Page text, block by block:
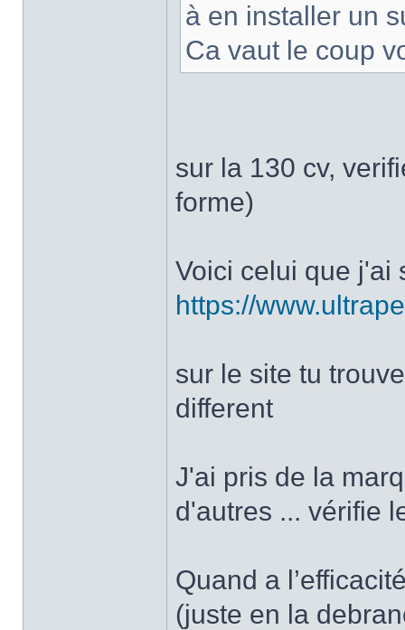
à en installer un
Ca vaut le coup
sur la 130 cv,
forme)
Voici celui que j'ai
https://
sur le site tu
different
J'ai pris de la
d'autres ... vérifie
Quand a
(juste en la